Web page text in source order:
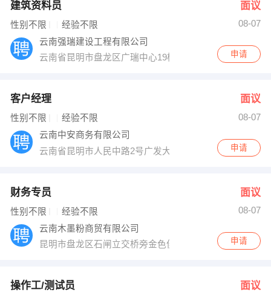
建筑资料员 面议
性别不限 经验不限
08-07
云南强瑞建设工程有限公司
云南省昆明市盘龙区广瑞中心19楼
申请
客户经理 面议
性别不限 经验不限
08-07
云南中安商务有限公司
云南省昆明市人民中路2号广发大厦22楼
申请
财务专员 面议
性别不限 经验不限
08-07
云南木墨粉商贸有限公司
昆明市盘龙区石闸立交桥旁金色俊园A1幢1403号申请
操作工/测试员 面议